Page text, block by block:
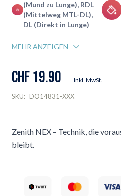
(Mund zu Lunge), RDL
(Mittelweg MTL-DL),
DL (Direkt in Lunge)
MEHR ANZEIGEN
CHF 19.90 Inkl. MwSt.
SKU: DO14831-XXX
Zenith NEX – Technik, die
bleibt.